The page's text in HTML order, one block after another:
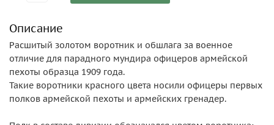
Описание
Расшитый золотом воротник и обшлага за военное
отличие для парадного мундира офицеров армейской
пехоты образца 1909 года.
Такие воротники красного цвета носили офицеры первых
полков армейской пехоты и армейских гренадер.